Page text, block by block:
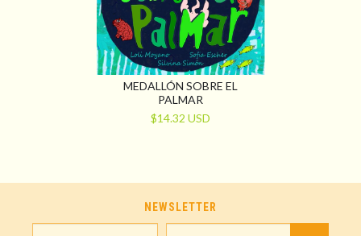
MEDALLÓN SOBRE EL
PALMAR
$14.32 USD
NEWSLETTER